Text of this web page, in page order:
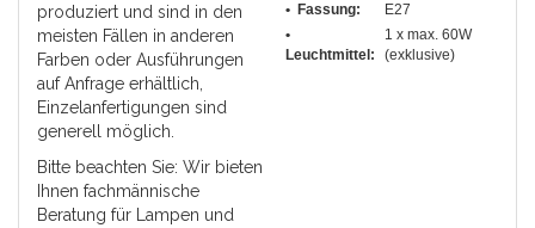
produziert und sind in den
meisten Fällen in anderen
Farben oder Ausführungen
auf Anfrage erhältlich,
Einzelanfertigungen sind
generell möglich.
Bitte beachten Sie: Wir bieten
Ihnen fachmännische
Beratung für Lampen und
• Fassung:
E27
•
Leuchtmittel:
1 x max. 60W
(exklusive)